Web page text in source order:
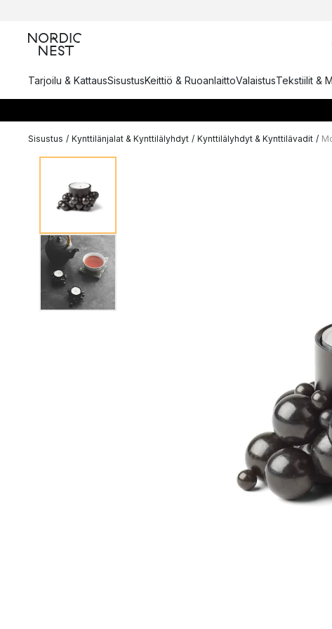
Tarjoilu & KattausSisustusKeittiö & RuoanlaittoValaistusTekstiilit &
Sisustus / Kynttilänjalat & Kynttilälyhdyt / Kynttilälyhdyt & Kynttilävadit /